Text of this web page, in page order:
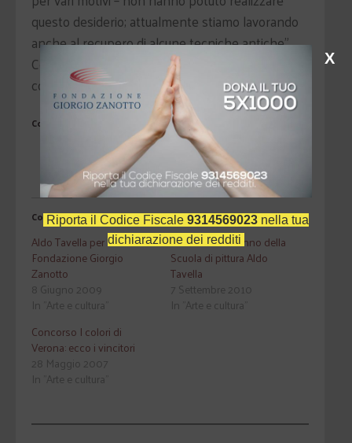
questo desiderio; attualmente stiamo lavorando
anche al recupero di alcune tecniche antiche”.
Consulta il regolamento nella sezione Progetti in
corso – arte
Condividi
Telegram
Correlati
Aldo Tavella per la
Fondazione Giorgio
Zanotto
8 Giugno 2009
In "Arte e cultura"
Inizia il nuovo anno della
Scuola di pittura Aldo
Tavella
7 Settembre 2010
In "Arte e cultura"
Concorso I colori di
Verona: ecco i vincitori
28 Maggio 2007
In "Arte e cultura"
Riporta il Codice Fiscale 9314569023 nella tua
dichiarazione dei redditi
X